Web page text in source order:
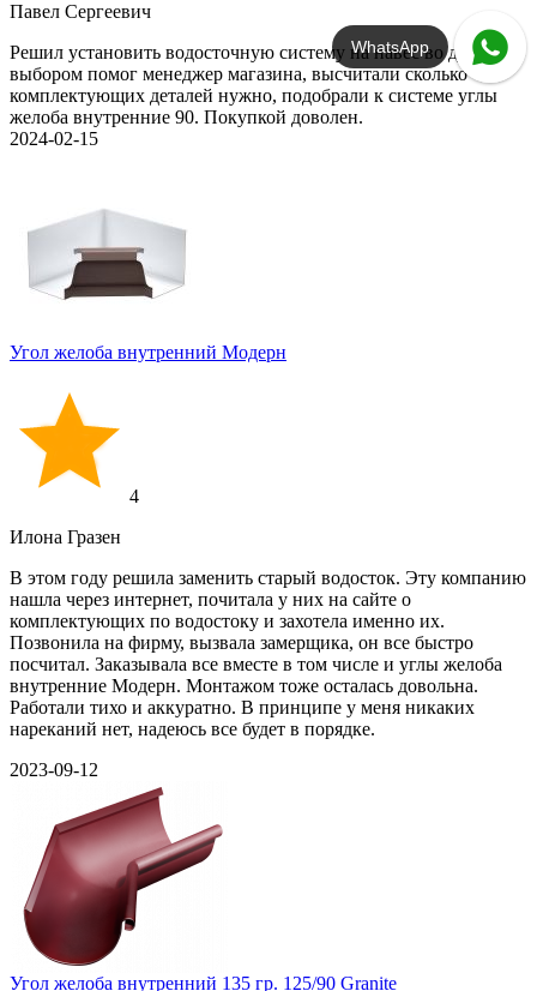
Павел Сергеевич
Решил установить водосточную систему на навес во дворе, с
выбором помог менеджер магазина, высчитали сколько
комплектующих деталей нужно, подобрали к системе углы
желоба внутренние 90. Покупкой доволен.
2024-02-15
Угол желоба внутренний Модерн
4
Илона Гразен
В этом году решила заменить старый водосток. Эту компанию
нашла через интернет, почитала у них на сайте о
комплектующих по водостоку и захотела именно их.
Позвонила на фирму, вызвала замерщика, он все быстро
посчитал. Заказывала все вместе в том числе и углы желоба
внутренние Модерн. Монтажом тоже осталась довольна.
Работали тихо и аккуратно. В принципе у меня никаких
нареканий нет, надеюсь все будет в порядке.
2023-09-12
Угол желоба внутренний 135 гр. 125/90 Granite
WhatsApp